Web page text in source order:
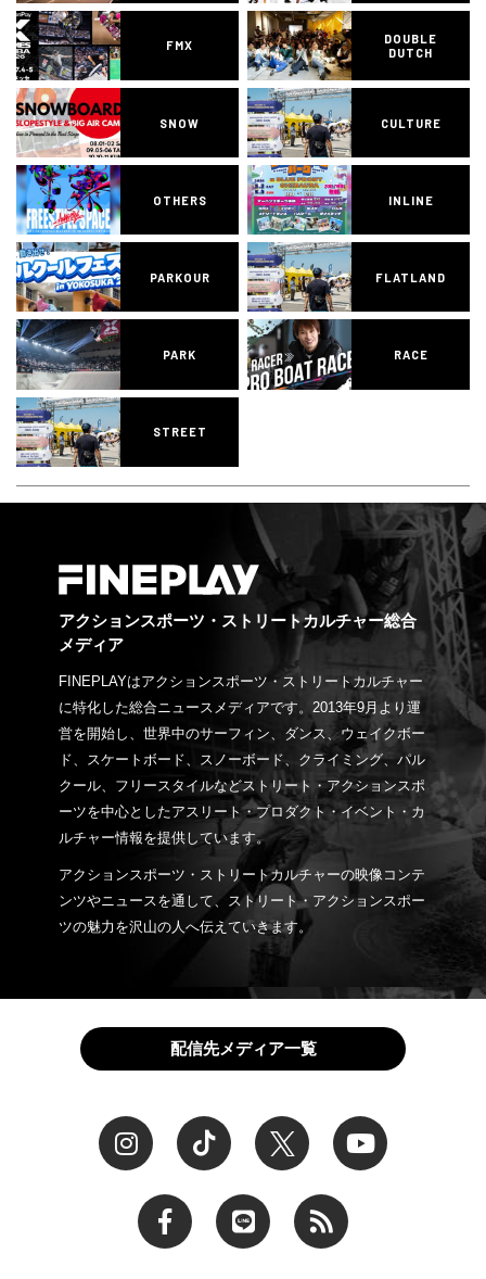
FMX
DOUBLE
DUTCH
SNOW CULTURE
OTHERS INLINE
PARKOUR FLATLAND
PARK RACE
STREET
アクションスポーツ・ストリートカルチャー総合
メディア
FINEPLAYはアクションスポーツ・ストリートカルチャー
に特化した総合ニュースメディアです。2013年9月より運
営を開始し、世界中のサーフィン、ダンス、ウェイクボー
ド、スケートボード、スノーボード、クライミング、パル
クール、フリースタイルなどストリート・アクションスポ
ーツを中心としたアスリート・プロダクト・イベント・カ
ルチャー情報を提供しています。
アクションスポーツ・ストリートカルチャーの映像コンテ
ンツやニュースを通して、ストリート・アクションスポー
ツの魅力を沢山の人へ伝えていきます。
配信先メディア一覧